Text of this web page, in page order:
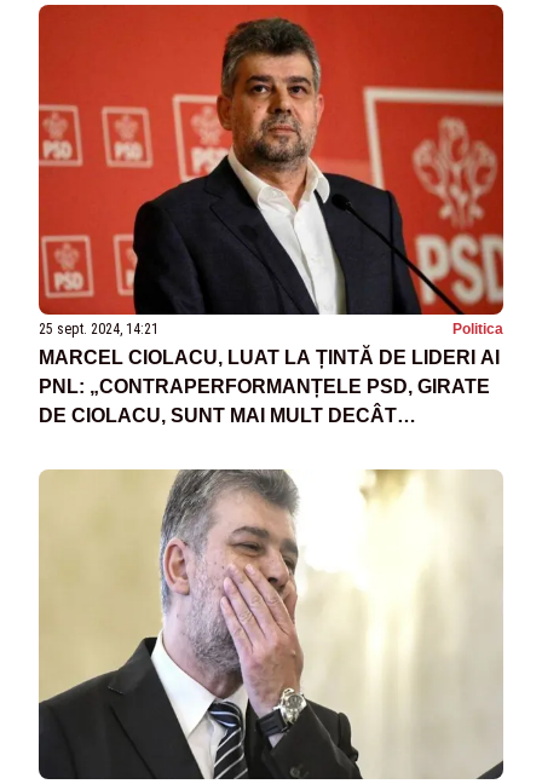
25 sept. 2024, 14:21 Politica
MARCEL CIOLACU, LUAT LA ȚINTĂ DE LIDERI AI
PNL: „CONTRAPERFORMANȚELE PSD, GIRATE
DE CIOLACU, SUNT MAI MULT DECÂT